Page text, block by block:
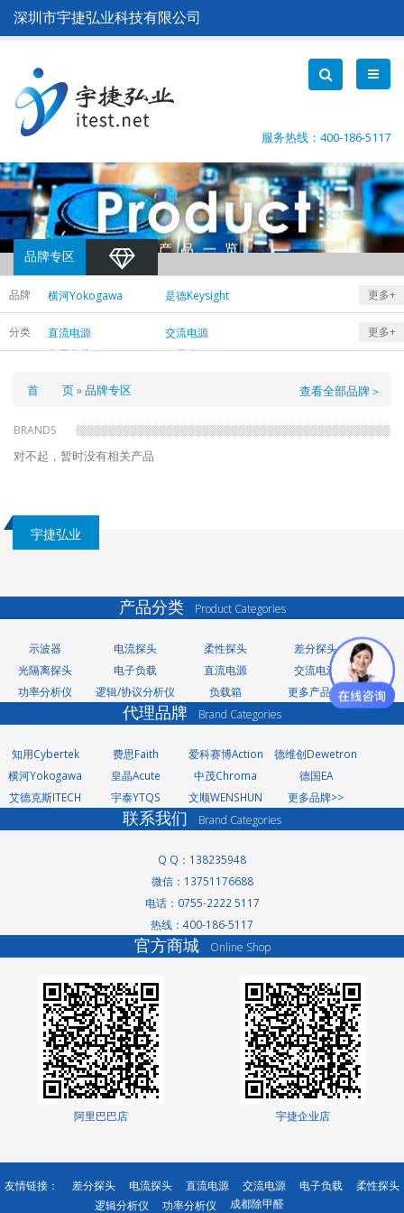
深圳市宇捷弘业科技有限公司
服务热线：400-186-5117
品牌专区
品牌 横河Yokogawa
是德Keysight
日置Hioki
致远ZLG
远方EVERFINE
更多+
分类 直流电源
交流电源
电子负载
万用表
更多+
查看全部品牌＞
面
包
屑
首 页 品牌专区
BRANDS
对不起，暂时没有相关产品
宇捷弘业
产品分类Product Categories
示波器 电流探头 柔性探头
差分探头
光隔离探头
电子负载 直流电源
交流电源
功率分析仪
逻辑/协议分析仪 负载箱 更多产品>>
代理品牌 Brand Categories
知用Cybertek 费思Faith 爱科赛博Action
德维创Dewetron
横河Yokogawa
皇晶Acute 中茂Chroma
德国EA
艾德克斯ITECH
宇泰YTQS 文顺WENSHUN 更多品牌>>
联系我们 Brand Categories
Q Q：138235948
微信：13751176688
电话：0755-2222 5117
热线：400-186-5117
官方商城Online Shop
阿里巴巴店 宇捷企业店
友情链接： 差分探头 电流探头 直流电源 交流电源 电子负载
柔性探头
逻辑分析仪
功率分析仪
洗轮机厂家
景观护栏
网络测试仪
家电玻璃
无轨转弯车
高低温交变湿热试
验箱
分光光度计
测土仪
直线导轨
有机肥设备厂家
土壤养分检测仪
绿篱机
成都除甲醛